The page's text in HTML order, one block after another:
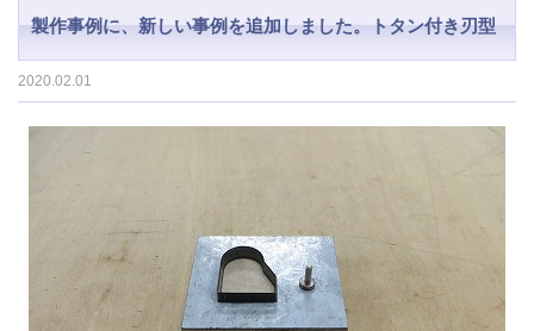
製作事例に、新しい事例を追加しました。トタン付き刃型
2020.02.01